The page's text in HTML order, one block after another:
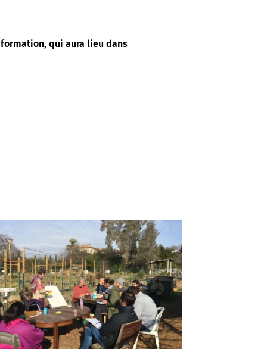
qui aura lieu dans